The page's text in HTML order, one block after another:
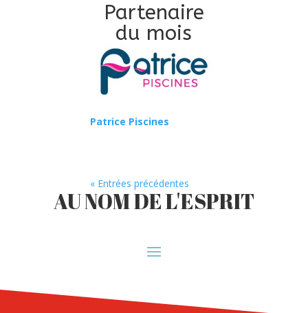
Partenaire
du mois
Patrice Piscines
« Entrées précédentes
AU NOM DE L'ESPRIT